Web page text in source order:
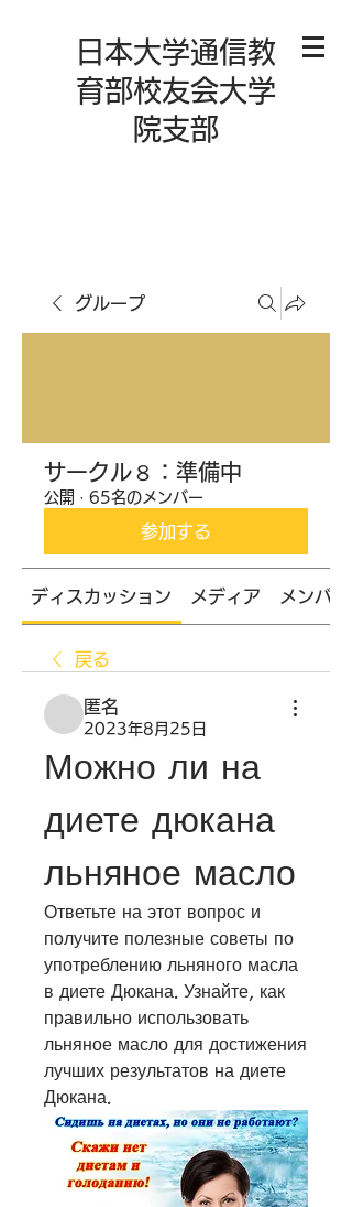
日本大学通信教
育部校友会大学
院支部
グループ
サークル８：準備中
公開 · 65名のメンバー
参加する
ディスカッション メディア メンバー
戻る
匿名
2023年8月25日
Можно ли на
диете дюкана
льняное масло
Ответьте на этот вопрос и
получите полезные советы по
употреблению льняного масла
в диете Дюкана. Узнайте, как
правильно использовать
льняное масло для достижения
лучших результатов на диете
Дюкана.